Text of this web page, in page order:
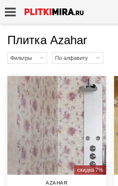
Плитка Azahar
Фильтры По алфавиту
скидка 7%
AZAHAR